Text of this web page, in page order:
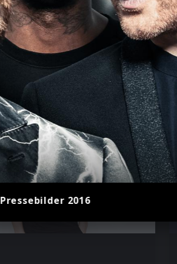
Pressebilder 2016